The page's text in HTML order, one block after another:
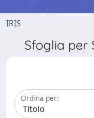
IRIS
Sfoglia per
Ordina per: